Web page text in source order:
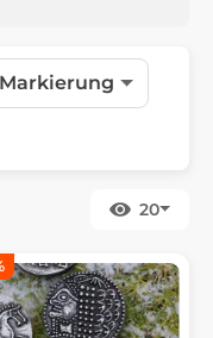
Markierung
20